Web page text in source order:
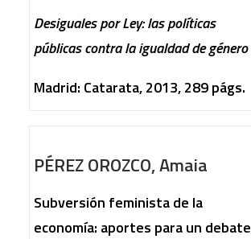
Desiguales por Ley: las políticas
públicas contra la igualdad de género
Madrid: Catarata, 2013, 289 págs.
PÉREZ OROZCO, Amaia
Subversión feminista de la
economía: aportes para un debate